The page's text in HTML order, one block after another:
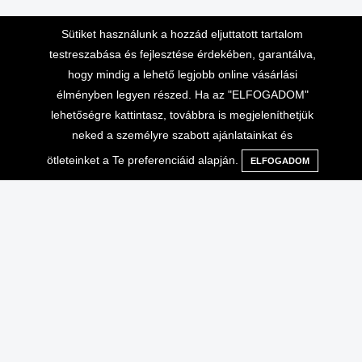
Menü Kategóriák Keresés
Lépj velünk kapcsolatba
Telefonos ügyfélszolgálat 10-
+36-70-666-2000
Vásárlási információk
Adatvédelem
Általános Szerződési
Feltételek
Sütiket használunk a hozzád eljuttatott tartalom
testreszabása és fejlesztése érdekében, garantálva,
hogy mindig a lehető legjobb online vásárlási
élményben legyen részed. Ha az "ELFOGADOM"
lehetőségre kattintasz, továbbra is megjeleníthetjük
neked a személyre szabott ajánlatainkat és
ötleteinket a Te preferenciáid alapján.
ELFOGADOM